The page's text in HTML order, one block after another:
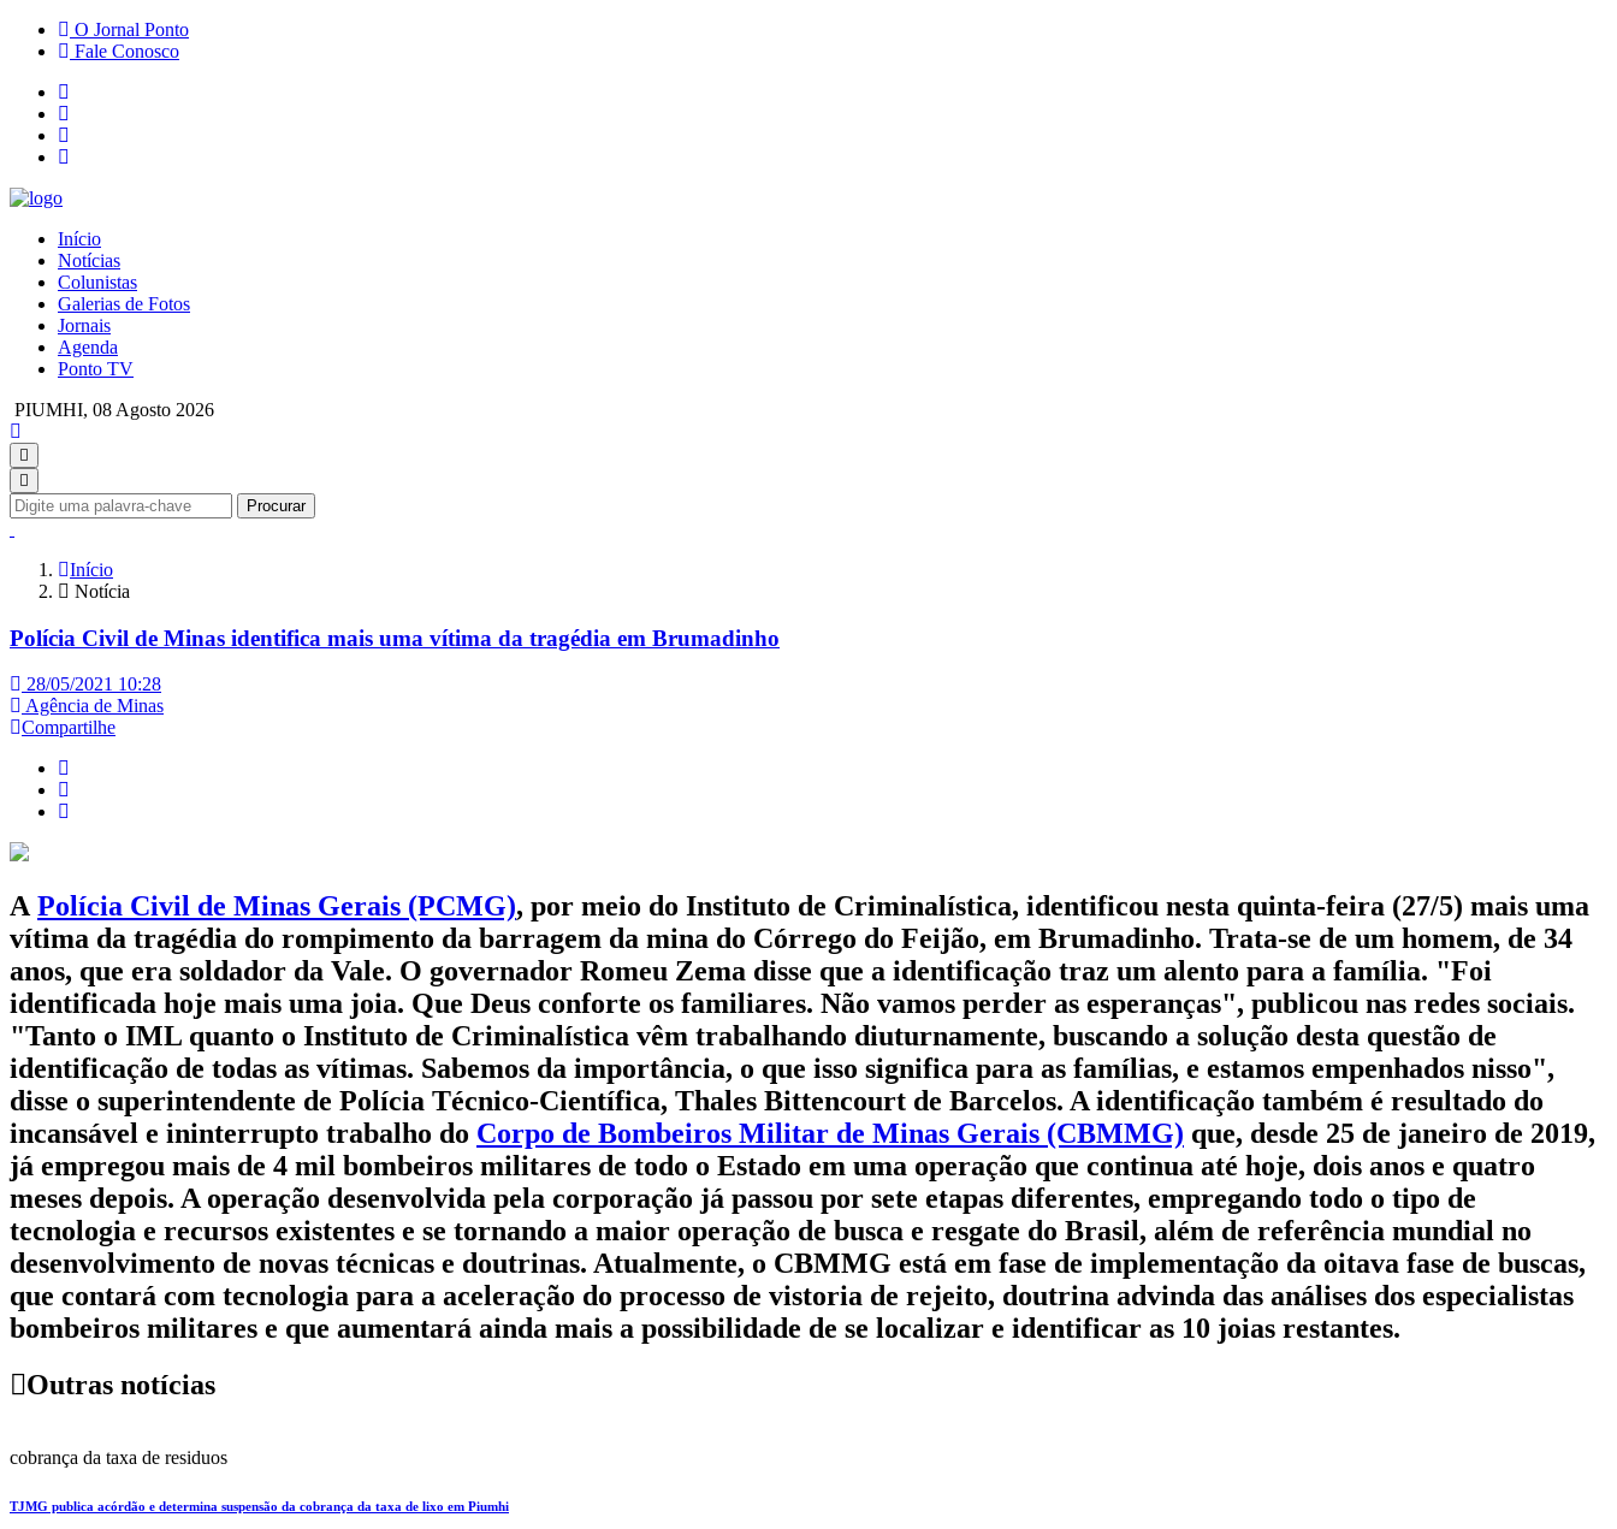
O Jornal Ponto
Fale Conosco
Início
Notícias
Colunistas
Galerias de Fotos
Jornais
Agenda
Ponto TV
PIUMHI, 08 Agosto 2026
Procurar
Início
Notícia
Polícia Civil de Minas identifica mais uma vítima da tragédia em Brumadinho
28/05/2021 10:28
Agência de Minas
Compartilhe
APolícia Civil de Minas Gerais (PCMG), por meio do Instituto de Criminalística, identificou nesta quinta-feira (27/5) mais uma
vítima da tragédia do rompimento da barragem da mina do Córrego do Feijão, em Brumadinho. Trata-se de um homem, de 34
anos, que era soldador da Vale. O governador Romeu Zema disse que a identificação traz um alento para a família. "Foi
identificada hoje mais uma joia. Que Deus conforte os familiares. Não vamos perder as esperanças", publicou nas redes sociais.
"Tanto o IML quanto o Instituto de Criminalística vêm trabalhando diuturnamente, buscando a solução desta questão de
identificação de todas as vítimas. Sabemos da importância, o que isso significa para as famílias, e estamos empenhados nisso",
disse o superintendente de Polícia Técnico-Científica, Thales Bittencourt de Barcelos. A identificação também é resultado do
incansável e ininterrupto trabalho do Corpo de Bombeiros Militar de Minas Gerais (CBMMG) que, desde 25 de janeiro de 2019,
já empregou mais de 4 mil bombeiros militares de todo o Estado em uma operação que continua até hoje, dois anos e quatro
meses depois. A operação desenvolvida pela corporação já passou por sete etapas diferentes, empregando todo o tipo de
tecnologia e recursos existentes e se tornando a maior operação de busca e resgate do Brasil, além de referência mundial no
desenvolvimento de novas técnicas e doutrinas. Atualmente, o CBMMG está em fase de implementação da oitava fase de buscas,
que contará com tecnologia para a aceleração do processo de vistoria de rejeito, doutrina advinda das análises dos especialistas
bombeiros militares e que aumentará ainda mais a possibilidade de se localizar e identificar as 10 joias restantes.
Outras notícias
cobrança da taxa de residuos
TJMG publica acórdão e determina suspensão da cobrança da taxa de lixo em Piumhi